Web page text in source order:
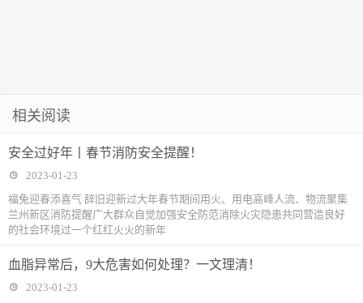
相关阅读
安全过好年丨春节消防安全提醒！
2023-01-23
福兔迎春添喜气 辞旧迎新过大年春节期间用火、用电高峰人流、物流聚集
兰州新区消防提醒广大群众自觉加强安全防范消除火灾隐患共同营造良好
的社会环境过一个红红火火的新年
血脂异常后，9大危害如何处理？一文理清！
2023-01-23